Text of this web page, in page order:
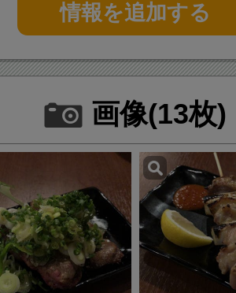
情報を追加する
画像(13枚)